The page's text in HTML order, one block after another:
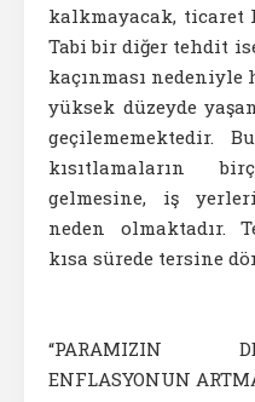
kalkmayacak,
Tabi bir diğer tehdit
kaçınması nedeniyle
yüksek düzeyde
geçilememektedir.
kısıtlamaların
gelmesine, iş
neden olmaktadır.
kısa sürede tersine
“PARAMIZIN
ENFLASYONUN